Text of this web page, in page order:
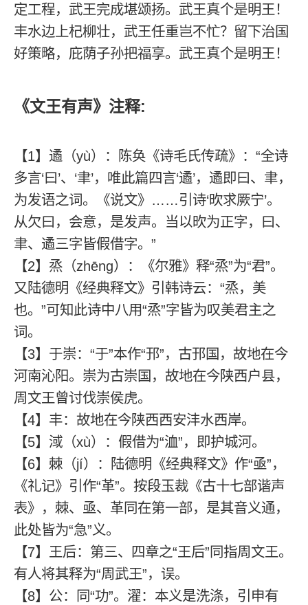
定工程，武王完成堪颂扬。武王真个是明王！
丰水边上杞柳壮，武王任重岂不忙？留下治国
好策略，庇荫子孙把福享。武王真个是明王！
《文王有声》注释:
【1】遹（yù）：陈奂《诗毛氏传疏》：“全诗
多言‘曰’、‘聿’，唯此篇四言‘遹’，遹即曰、聿，
为发语之词。《说文》……引诗‘欥求厥宁’。
从欠曰，会意，是发声。当以欥为正字，曰、
聿、遹三字皆假借字。”
【2】烝（zhēng）：《尔雅》释“烝”为“君”。
又陆德明《经典释文》引韩诗云：“烝，美
也。”可知此诗中八用“烝”字皆为叹美君主之
词。
【3】于崇：“于”本作“邘”，古邘国，故地在今
河南沁阳。崇为古崇国，故地在今陕西户县，
周文王曾讨伐崇侯虎。
【4】丰：故地在今陕西西安沣水西岸。
【5】淢（xù）：假借为“洫”，即护城河。
【6】棘（jí）：陆德明《经典释文》作“亟”，
《礼记》引作“革”。按段玉裁《古十七部谐声
表》，棘、亟、革同在第一部，是其音义通，
此处皆为“急”义。
【7】王后：第三、四章之“王后”同指周文王。
有人将其释为“周武王”，误。
【8】公：同“功”。濯：本义是洗涤，引申有